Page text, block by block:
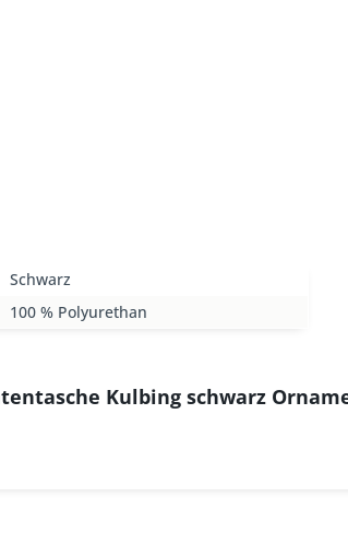
Schwarz
100 % Polyurethan
Kulbing schwarz